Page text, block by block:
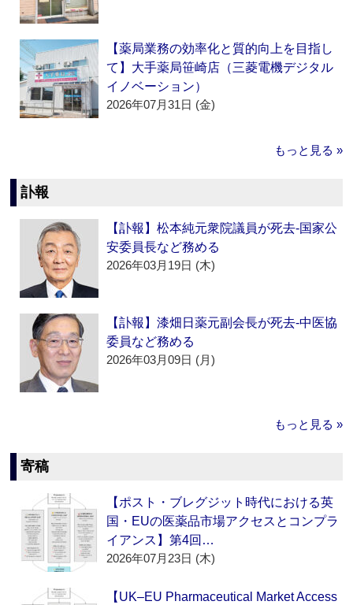
【薬局業務の効率化と質的向上を目指し
て】大手薬局笹崎店（三菱電機デジタル
イノベーション）
2026年07月31日 (金)
もっと見る »
訃報
【訃報】松本純元衆院議員が死去‐国家公
安委員長など務める
2026年03月19日 (木)
【訃報】漆畑日薬元副会長が死去‐中医協
委員など務める
2026年03月09日 (月)
もっと見る »
寄稿
【ポスト・ブレグジット時代における英
国・EUの医薬品市場アクセスとコンプラ
イアンス】第4回…
2026年07月23日 (木)
【UK–EU Pharmaceutical Market Access